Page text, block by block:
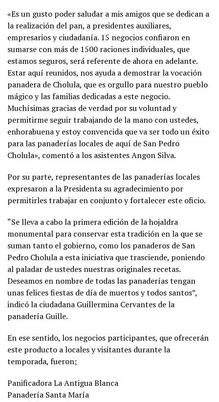
«Es un gusto poder saludar a mis amigos que se dedican a
la realización del pan, a presidentes auxiliares,
empresarios y ciudadanía. 15 negocios confiaron en
sumarse con más de 1500 raciones individuales, que
estamos seguros, será referente de ahora en adelante.
Estar aquí reunidos, nos ayuda a demostrar la vocación
panadera de Cholula, que es orgullo para nuestro pueblo
mágico y las familias dedicadas a este negocio.
Muchísimas gracias de verdad por su voluntad y
permitirme seguir trabajando de la mano con ustedes,
enhorabuena y estoy convencida que va ser todo un éxito
para las panaderías locales de aquí de San Pedro
Cholula», comentó a los asistentes Angon Silva.
Por su parte, representantes de las panaderías locales
expresaron a la Presidenta su agradecimiento por
permitirles trabajar en conjunto y fortalecer este oficio.
“Se lleva a cabo la primera edición de la hojaldra
monumental para conservar esta tradición en la que se
suman tanto el gobierno, como los panaderos de San
Pedro Cholula a esta iniciativa que trasciende, poniendo
al paladar de ustedes nuestras originales recetas.
Deseamos en nombre de todas las panaderías tengan
unas felices fiestas de día de muertos y todos santos”,
indicó la ciudadana Guillermina Cervantes de la
panadería Guille.
En ese sentido, los negocios participantes, que ofrecerán
este producto a locales y visitantes durante la
temporada, fueron;
Panificadora La Antigua Blanca
Panadería Santa María